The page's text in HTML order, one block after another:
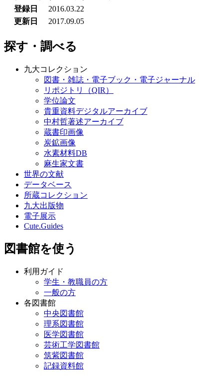
登録日
2016.03.22
更新日
2017.09.05
探す・調べる
九大コレクション
図書・雑誌・電子ブック・電子ジャーナル
リポジトリ（QIR）
学位論文
貴重資料デジタルアーカイブ
中村哲著述アーカイブ
蔵書印画像
炭鉱画像
水素材料DB
麻生家文書
世界の文献
データベース
所蔵コレクション
九大出版物
電子展示
Cute.Guides
図書館を使う
利用ガイド
学生・教職員の方
一般の方
各図書館
中央図書館
理系図書館
医学図書館
芸術工学図書館
筑紫図書館
記録資料館